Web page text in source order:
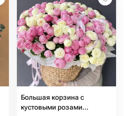
Большая корзина с
кустовыми розами